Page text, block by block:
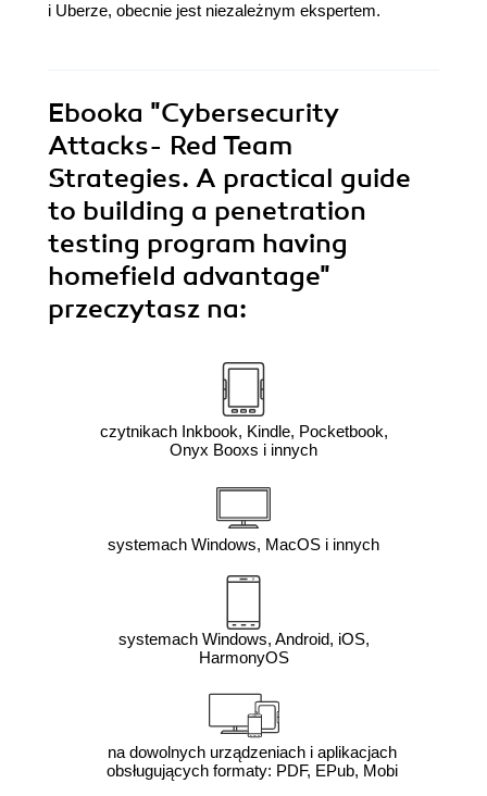
i Uberze, obecnie jest niezależnym ekspertem.
Ebooka "Cybersecurity
Attacks- Red Team
Strategies. A practical guide
to building a penetration
testing program having
homefield advantage"
przeczytasz na:
czytnikach Inkbook, Kindle, Pocketbook,
Onyx Booxs i innych
systemach Windows, MacOS i innych
systemach Windows, Android, iOS,
HarmonyOS
na dowolnych urządzeniach i aplikacjach
obsługujących formaty: PDF, EPub, Mobi